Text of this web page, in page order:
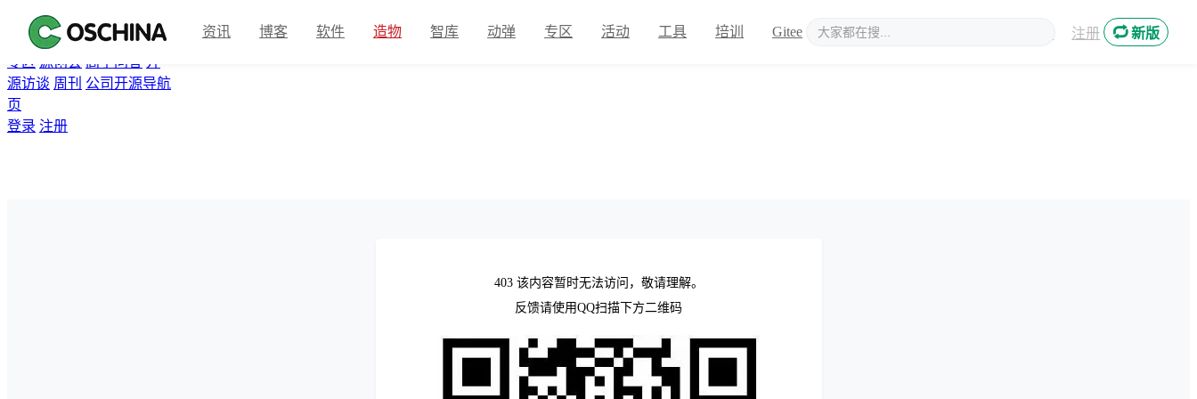
首页 开源软件
翻译 资讯 Gitee 众包 活动
专区 源创会 高手问答 开
源访谈 周刊 公司开源导航
页
登录 注册
资讯 博客 软件 造物 智库 动弹 专区 活动 工具 培训 Gitee 新媒体 注册 新版
403 该内容暂时无法访问，敬请理解。
反馈请使用QQ扫描下方二维码